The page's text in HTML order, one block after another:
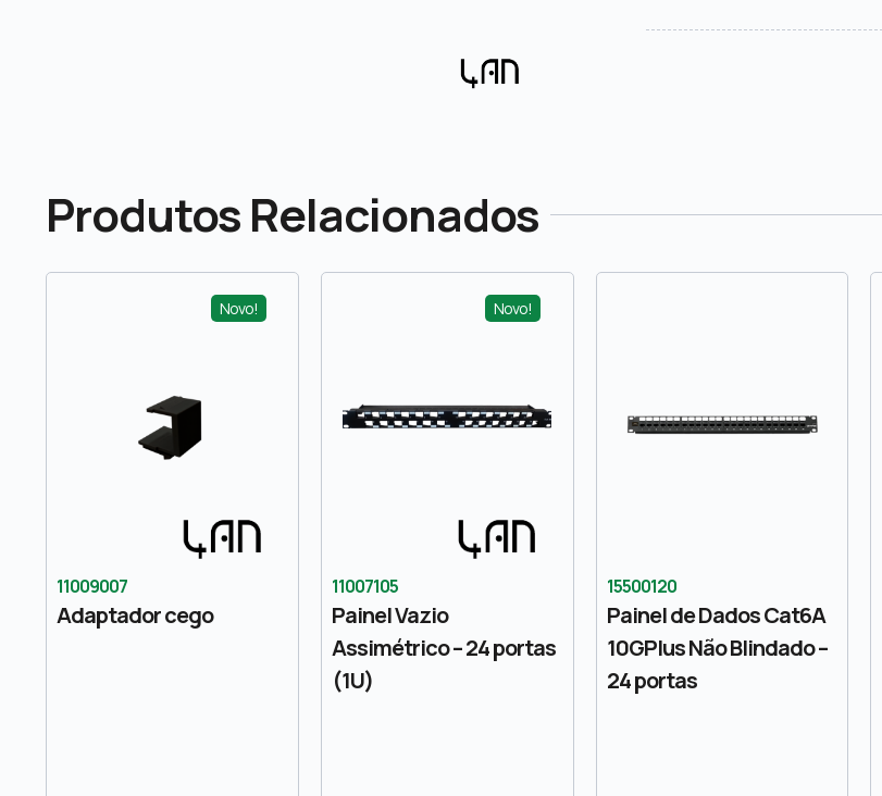
Produtos Relacionados
Novo!
11009007
Adaptador cego
Novo!
11007105
Painel Vazio
Assimétrico – 24 portas
(1U)
15500120
Painel de Dados Cat6A
10GPlus Não Blindado –
24 portas